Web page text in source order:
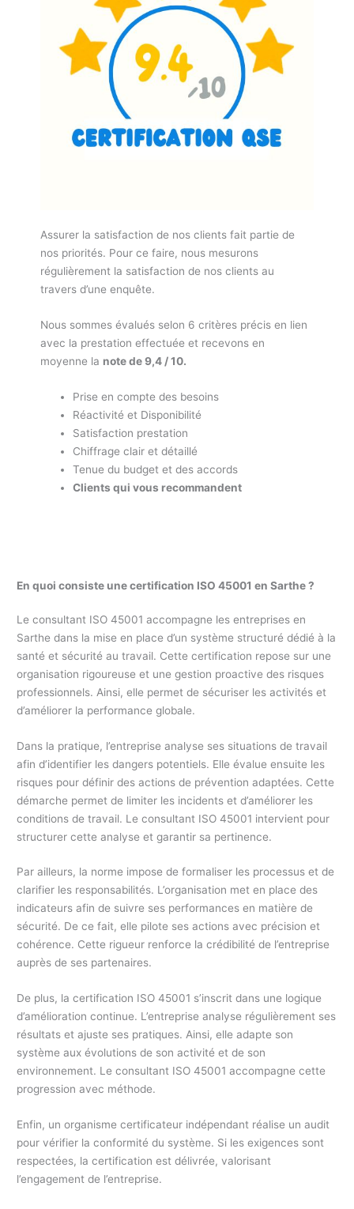
Assurer la satisfaction de nos clients fait partie de
nos priorités. Pour ce faire, nous mesurons
régulièrement la satisfaction de nos clients au
travers d’une enquête.
Nous sommes évalués selon 6 critères précis en lien
avec la prestation effectuée et recevons en
moyenne la note de 9,4 / 10.
Prise en compte des besoins
Réactivité et Disponibilité
Satisfaction prestation
Chiffrage clair et détaillé
Tenue du budget et des accords
Clients qui vous recommandent
En quoi consiste une certification ISO 45001 en Sarthe ?
Le consultant ISO 45001 accompagne les entreprises en
Sarthe dans la mise en place d’un système structuré dédié à la
santé et sécurité au travail. Cette certification repose sur une
organisation rigoureuse et une gestion proactive des risques
professionnels. Ainsi, elle permet de sécuriser les activités et
d’améliorer la performance globale.
Dans la pratique, l’entreprise analyse ses situations de travail
afin d’identifier les dangers potentiels. Elle évalue ensuite les
risques pour définir des actions de prévention adaptées. Cette
démarche permet de limiter les incidents et d’améliorer les
conditions de travail. Le consultant ISO 45001 intervient pour
structurer cette analyse et garantir sa pertinence.
Par ailleurs, la norme impose de formaliser les processus et de
clarifier les responsabilités. L’organisation met en place des
indicateurs afin de suivre ses performances en matière de
sécurité. De ce fait, elle pilote ses actions avec précision et
cohérence. Cette rigueur renforce la crédibilité de l’entreprise
auprès de ses partenaires.
De plus, la certification ISO 45001 s’inscrit dans une logique
d’amélioration continue. L’entreprise analyse régulièrement ses
résultats et ajuste ses pratiques. Ainsi, elle adapte son
système aux évolutions de son activité et de son
environnement. Le consultant ISO 45001 accompagne cette
progression avec méthode.
Enfin, un organisme certificateur indépendant réalise un audit
pour vérifier la conformité du système. Si les exigences sont
respectées, la certification est délivrée, valorisant
l’engagement de l’entreprise.